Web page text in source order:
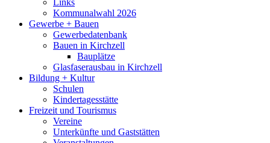
Links
Kommunalwahl 2026
Gewerbe + Bauen
Gewerbedatenbank
Bauen in Kirchzell
Bauplätze
Glasfaserausbau in Kirchzell
Bildung + Kultur
Schulen
Kindertagesstätte
Freizeit und Tourismus
Vereine
Unterkünfte und Gaststätten